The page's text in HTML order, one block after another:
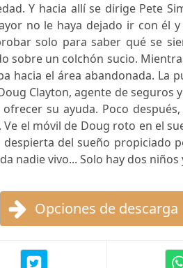
Y hacia allí se dirige Pete
no le haya dejado ir con él
solo para saber qué se
sobre un colchón sucio.
hacia el área abandonada. La
Clayton, agente de seguros
su ayuda. Poco
el móvil de Doug roto en el
despierta del sueño propiciado
nadie vivo... Solo hay dos niños
Opciones de descarga